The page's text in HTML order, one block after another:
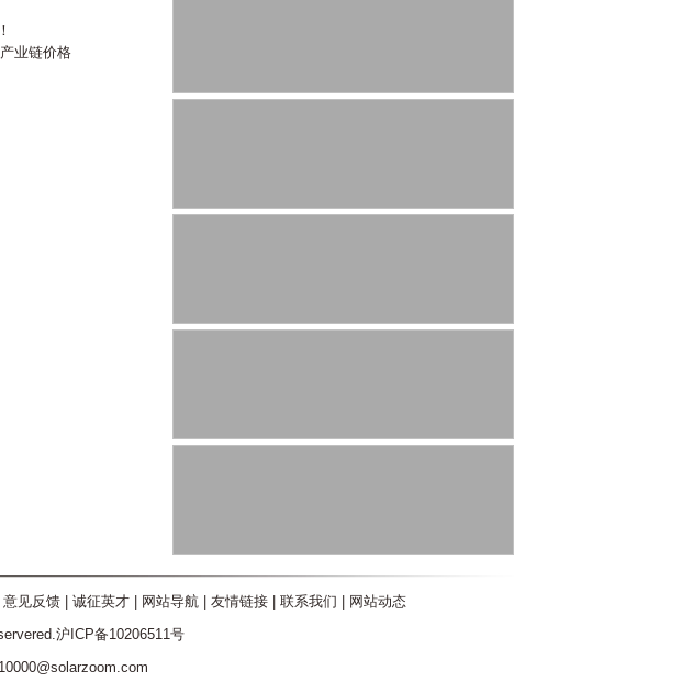
业链价格
意见反馈| 诚征英才| 网站导航| 友情链接| 联系我们
网站动态
沪ICP备10206511号